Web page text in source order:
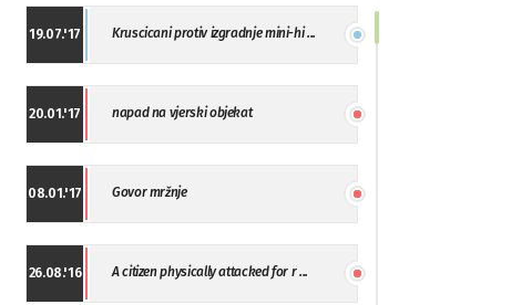
19.07.'17 Kruscicani protiv izgradnje mini-hi ...
20.01.'17 napad na vjerski objekat
08.01.'17 Govor mržnje
26.08.'16 A citizen physically attacked for r ...